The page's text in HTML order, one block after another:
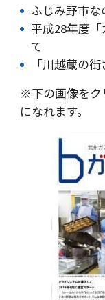
ふじみ野市
平成28年度
て
「川越蔵の
※下の画像をク
になれます。